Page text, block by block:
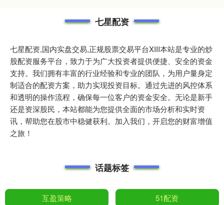
七星配资
七星配资,国内实盘交易,正规股票交易平台XIII‌本站是专业的炒
股配资服务平台，致力于为广大投资者提供便捷、安全的资金
支持。我们拥有丰富的行业经验和专业的团队，为用户量身定
制适合的配资方案，助力实现投资目标。通过先进的风控体系
和透明的操作流程，确保每一位客户的资金安全。无论是新手
还是资深股民，本站都能为您提供全面的市场分析和实时资
讯，帮助您在股市中稳健获利。加入我们，开启您的财富增值
之旅！
话题标签
互盈策略 51配资